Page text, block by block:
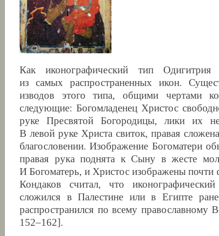
Как иконографический тип Одигитрия
из самых распространенных икон.
изводов этого типа, общими чертами
следующие: Богомладенец Христос
руке Пресвятой Богородицы, лики их не
В левой руке Христа свиток, правая
благословении. Изображение Богоматери
правая рука поднята к Сыну в жесте
И Богоматерь, и Христос изображены
Кондаков считал, что
сложился в Палестине или в Египте
распространился по всему православному
152–162].